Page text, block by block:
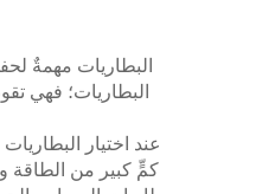
البطاريات مهمةٌ
البطاريات؛ فهي
عند اختيار
كمٍّ كبير من الطاقة